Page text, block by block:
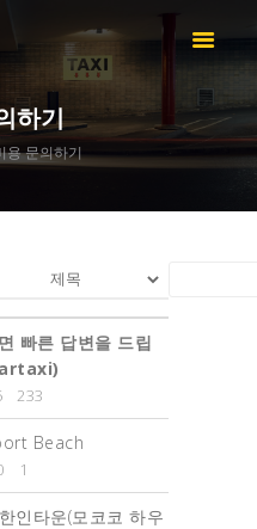
하기
용 문의하기
에이 스타 택시
항 픽업 -최저가
빠른 답변을 드립
233
Beach
1
인타운(모코코 하우